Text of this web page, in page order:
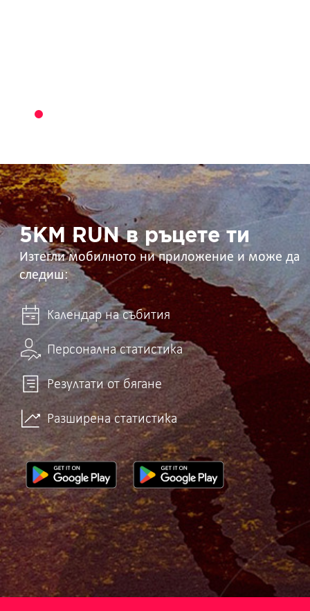
5KM
RUN
в
ръцете
ти 5KM RUN в ръцете ти
Изтегли мобилното ни приложение и може да
следиш:
Календар на събития
Персонална статистика
Резултати от бягане
Разширена статистика